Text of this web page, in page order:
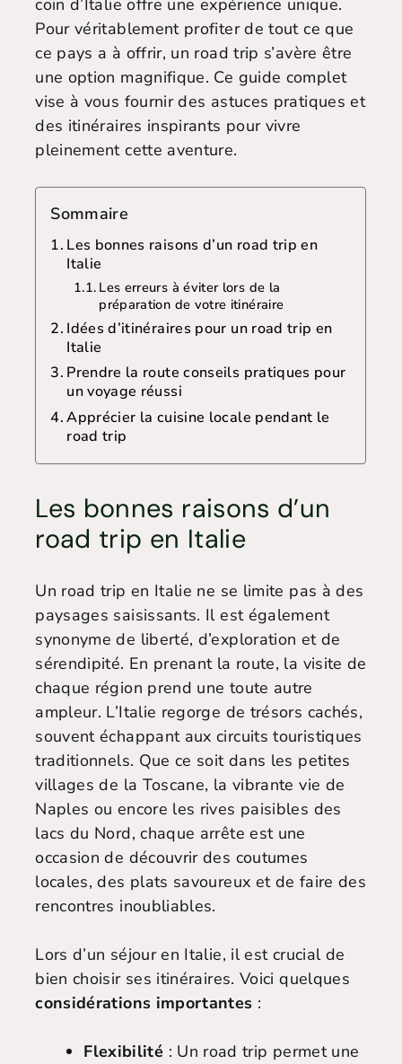
coin d’Italie offre une expérience unique.
Pour véritablement profiter de tout ce que
ce pays a à offrir, un road trip s’avère être
une option magnifique. Ce guide complet
vise à vous fournir des astuces pratiques et
des itinéraires inspirants pour vivre
pleinement cette aventure.
Sommaire
Les bonnes raisons d’un road trip en
Italie
Les erreurs à éviter lors de la
préparation de votre itinéraire
Idées d’itinéraires pour un road trip en
Italie
Prendre la route conseils pratiques pour
un voyage réussi
Apprécier la cuisine locale pendant le
road trip
Les bonnes raisons d’un
road trip en Italie
Un road trip en Italie ne se limite pas à des
paysages saisissants. Il est également
synonyme de liberté, d’exploration et de
sérendipité. En prenant la route, la visite de
chaque région prend une toute autre
ampleur. L’Italie regorge de trésors cachés,
souvent échappant aux circuits touristiques
traditionnels. Que ce soit dans les petites
villages de la Toscane, la vibrante vie de
Naples ou encore les rives paisibles des
lacs du Nord, chaque arrête est une
occasion de découvrir des coutumes
locales, des plats savoureux et de faire des
rencontres inoubliables.
Lors d’un séjour en Italie, il est crucial de
bien choisir ses itinéraires. Voici quelques
considérations importantes :
Flexibilité : Un road trip permet une